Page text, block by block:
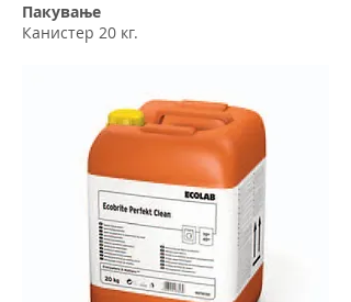
Пакување
Канистер 20 кг.